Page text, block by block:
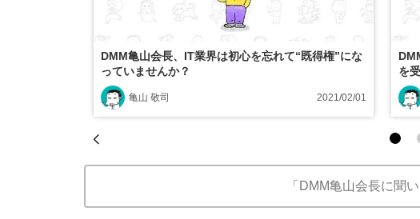
DMM亀山会長、IT業界は初心を忘れて“既得権”にな
っていませんか？
亀山 敬司 2021/02/01
を
「DMM亀山会長に聞